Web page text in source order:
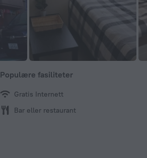
Populære fasiliteter
Gratis Internett
Bar eller restaurant